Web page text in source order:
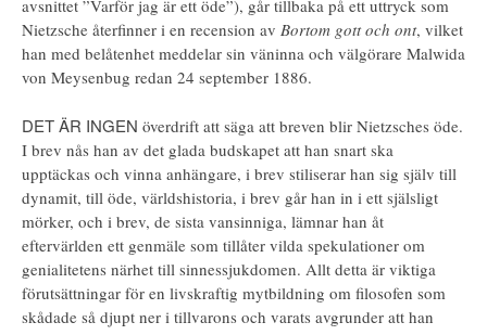
avsnittet ”Varför jag är ett öde”), går tillbaka på ett uttryck som
Nietzsche återfinner i en recension av Bortom gott och ont, vilket
han med belåtenhet meddelar sin väninna och välgörare Malwida
von Meysenbug redan 24 september 1886.
DET ÄR INGEN överdrift att säga att breven blir Nietzsches öde.
I brev nås han av det glada budskapet att han snart ska
upptäckas och vinna anhängare, i brev stiliserar han sig själv till
dynamit, till öde, världshistoria, i brev går han in i ett själsligt
mörker, och i brev, de sista vansinniga, lämnar han åt
eftervärlden ett genmäle som tillåter vilda spekulationer om
genialitetens närhet till sinnessjukdomen. Allt detta är viktiga
förutsättningar för en livskraftig mytbildning om filosofen som
skådade så djupt ner i tillvarons och varats avgrunder att han